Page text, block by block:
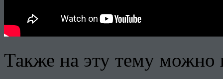
Также на эту тему можно